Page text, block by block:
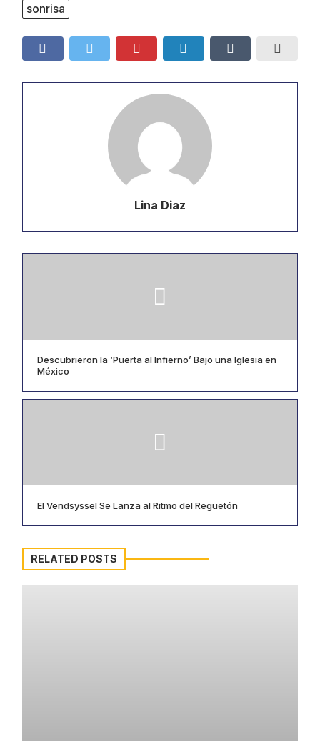
sonrisa
Lina Diaz
Descubrieron la ‘Puerta al Infierno’ Bajo una Iglesia en
México
El Vendsyssel Se Lanza al Ritmo del Reguetón
RELATED POSTS